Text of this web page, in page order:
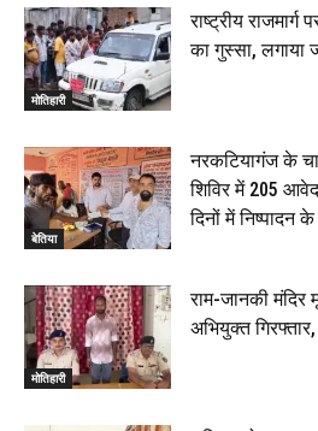
का भव्य पथ संचलन, 5 July
00:22
बेतिया : मझौलिया में 1.24 क्विंटल
तस्कर गिरफ्तार, 4 July 2026
00:39
00:33
रक्सौल : सुरक्षा जॉंच को सोना-
थानाध्यक्ष ने किया निरीक्षण, 19
00:58
बेतिया में सगे भाई ने मां के साथ
जलाया, दोनों गिरफ्तार, 14
00:12
मोतिहारी। NDA सरकार, 12
सांसद रधामोहन सिंह, 13 June
02:19
मोतिहारी
राष्ट्रीय
का गुस्सा, लगाया
बेतिया
नरकटियागंज के
शिविर में 205
दिनों में निष्पादन के
मोतिहारी
राम-जानकी मंदिर
अभियुक्त